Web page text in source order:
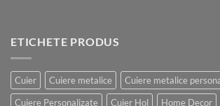
ETICHETE PRODUS
Cuier Cuiere metalice
Cuiere metalice
Cuiere Personalizate
Cuier Hol Home Decor